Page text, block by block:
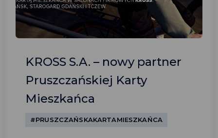
KROSS S.A. – nowy partner
Pruszczańskiej Karty
Mieszkańca
#PRUSZCZAŃSKAKARTAMIESZKAŃCA